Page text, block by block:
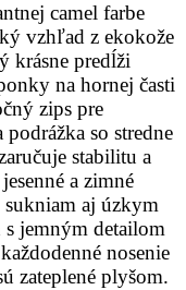
camel farbe
vzhľad z ekokože
krásne predĺži
na hornej časti
zips pre
so stredne
stabilitu a
a zimné
sukniam aj úzkym
jemným detailom
nosenie
zateplené plyšom.